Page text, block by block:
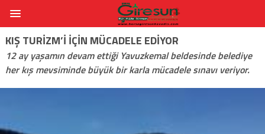
KIŞ TURIZM’I İÇIN MÜCADELE EDIYOR
12 ay yaşamın devam ettiği Yavuzkemal beldesinde belediye
her kış mevsiminde büyük bir karla mücadele sınavı veriyor.